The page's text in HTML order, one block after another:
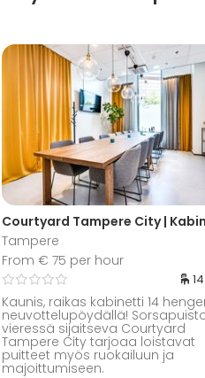
Courtyard Tampere City |
Tampere
From € 75 per hour
14
Kaunis, raikas kabinetti 14
neuvottelupöydällä!
vieressä sijaitseva Courtyard
Tampere City tarjoaa loistavat
puitteet myös ruokailuun ja
majoittumiseen.